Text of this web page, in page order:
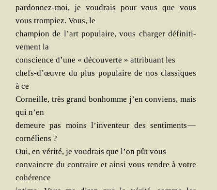
par­don­nez-moi, je vou­drais pour vous que vous
vous trom­piez. Vous, le
cham­pion de l’art popu­laire, vous char­ger défi­ni­ti­
ve­ment la
conscience d’une « décou­verte » attri­buant les
chefs‑d’œuvre du plus popu­laire de nos clas­siques
à ce
Cor­neille, très grand bon­homme j’en conviens, mais
qui n’en
demeure pas moins l’inventeur des sen­ti­ments —
cornéliens ?
Oui, en véri­té, je vou­drais que l’on pût vous
convaincre du contraire et ain­si vous rendre à votre
cohérence